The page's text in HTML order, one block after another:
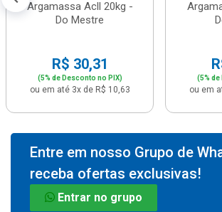
Argamassa Acll 20kg -
Do Mestre
R$ 30,31
(5% de Desconto no PIX)
ou em até 3x de R$ 10,63
(5%
ou em
Entre em nosso Grupo de
receba ofertas exclusivas!
Entrar no grupo